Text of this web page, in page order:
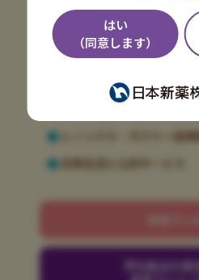
てんかんとレノックス・
発作症状と対処法
気になる症状をチェック
レノックス・ガストー症
日常生活と公的サービス
弊社製品を服
はい
（同意します）